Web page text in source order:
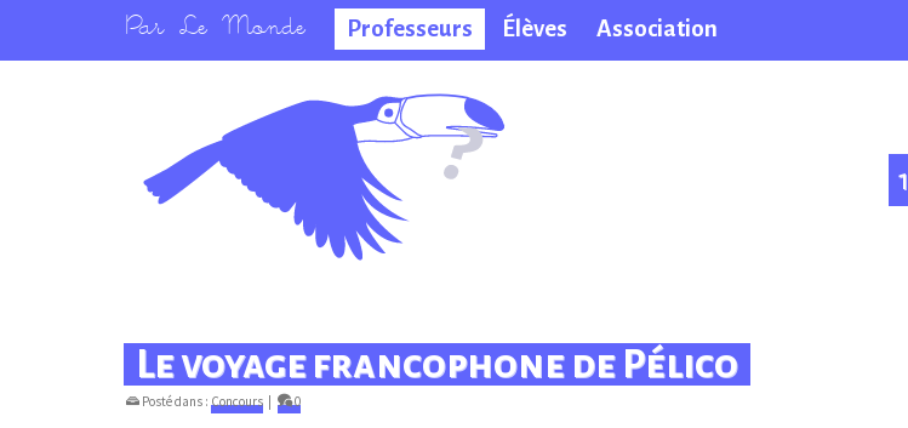
Professeurs Élèves Association
La salle des
professeurs
Le voyage francophone de Pélico
Posté dans : Concours 0